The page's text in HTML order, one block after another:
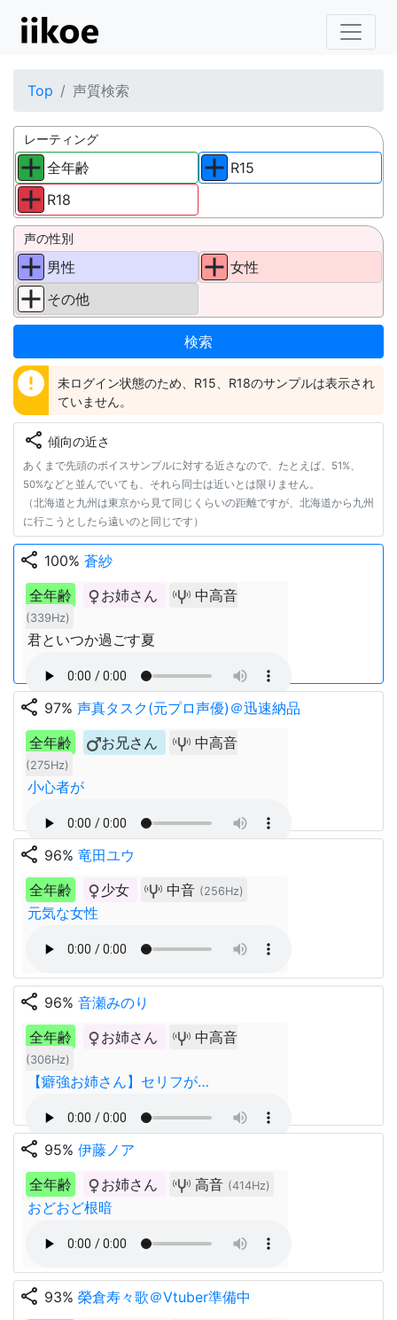
Top 声質検索
レーティング
全年齢
R18
R15
声の性別
男性
その他
女性
error
未ログイン状態のため、R15、R18のサンプルは表示され
ていません。
share 傾向の近さ
あくまで先頭のボイスサンプルに対する近さなので、たとえば、51%、
50%などと並んでいても、それら同士は近いとは限りません。
（北海道と九州は東京から見て同じくらいの距離ですが、北海道から九州
に行こうとしたら遠いのと同じです）
share 100% 蒼紗
全年齢
お姉さん 中高音
(339Hz)
君といつか過ごす夏
share 97% 声真タスク(元プロ声優)＠迅速納品
全年齢
お兄さん 中高音
(275Hz)
小心者が
share 96% 竜田ユウ
全年齢
少女 中音 (256Hz)
元気な女性
share 96% 音瀬みのり
全年齢
お姉さん 中高音
(306Hz)
【癖強お姉さん】セリフが…
share 95% 伊藤ノア
全年齢
お姉さん 高音 (414Hz)
おどおど根暗
share 93% 榮倉寿々歌＠Vtuber準備中